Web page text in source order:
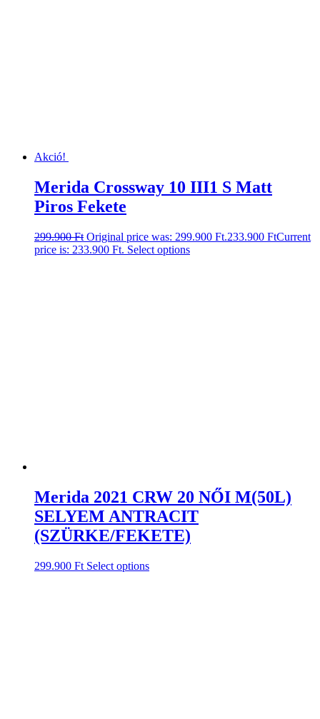
Akció!
Merida Crossway 10 III1 S Matt
Piros Fekete
299.900Ft Original price was: 299.900 Ft.233.900 FtCurrent
price is: 233.900 Ft. Select options
Merida 2021 CRW 20 NŐI M(50L)
SELYEM ANTRACIT
(SZÜRKE/FEKETE)
299.900 Ft Select options